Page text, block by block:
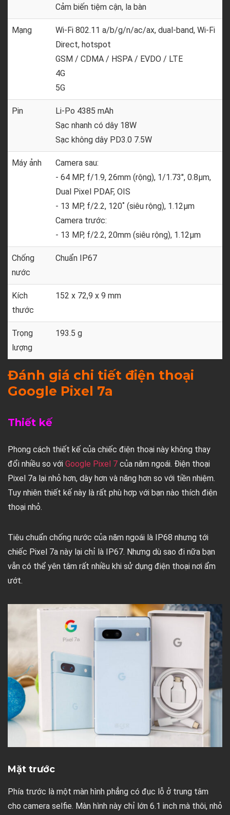
Cảm biến tiệm cận, la bàn
Mạng
Wi-Fi 802.11 a/b/g/n/ac/ax, dual-band, Wi-Fi
Direct, hotspot
GSM / CDMA / HSPA / EVDO / LTE
4G
5G
Pin
Li-Po 4385 mAh
Sạc nhanh có dây 18W
Sạc không dây PD3.0 7.5W
Máy ảnh
Camera sau:
- 64 MP, f/1.9, 26mm (rộng), 1/1.73", 0.8µm,
Dual Pixel PDAF, OIS
- 13 MP, f/2.2, 120˚ (siêu rộng), 1.12µm
Camera trước:
- 13 MP, f/2.2, 20mm (siêu rộng), 1.12µm
Chống
nước
Chuẩn IP67
Kích
thước
152 x 72,9 x 9 mm
Trọng
lượng
193.5 g
Đánh giá chi tiết điện thoại
Google Pixel 7a
Thiết kế
Phong cách thiết kế của chiếc điện thoại này không thay
đổi nhiều so với Google Pixel 7 của năm ngoái. Điện thoại
Pixel 7a lại nhỏ hơn, dày hơn và năng hơn so với tiền nhiệm.
Tuy nhiên thiết kế này là rất phù hợp với bạn nào thích điện
thoại nhỏ.
Tiêu chuẩn chống nước của năm ngoái là IP68 nhưng tới
chiếc Pixel 7a này lại chỉ là IP67. Nhưng dù sao đi nữa bạn
vẫn có thể yên tâm rất nhiều khi sử dụng điện thoại nơi ẩm
ướt.
Mặt trước
Phía trước là một màn hình phẳng có đục lỗ ở trung tâm
cho camera selfie. Màn hình này chỉ lớn 6.1 inch mà thôi, nhỏ